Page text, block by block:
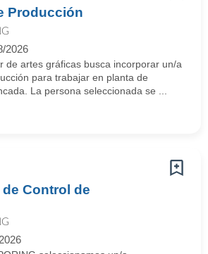
Producción
2026
de artes gráficas busca incorporar un/a
para trabajar en planta de
La persona seleccionada se ...
Control de